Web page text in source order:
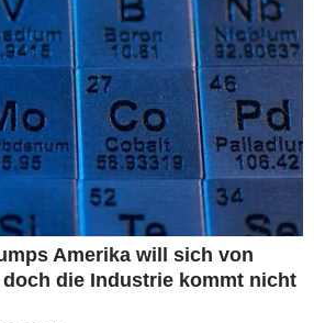
Amerika will sich von
die Industrie kommt nicht